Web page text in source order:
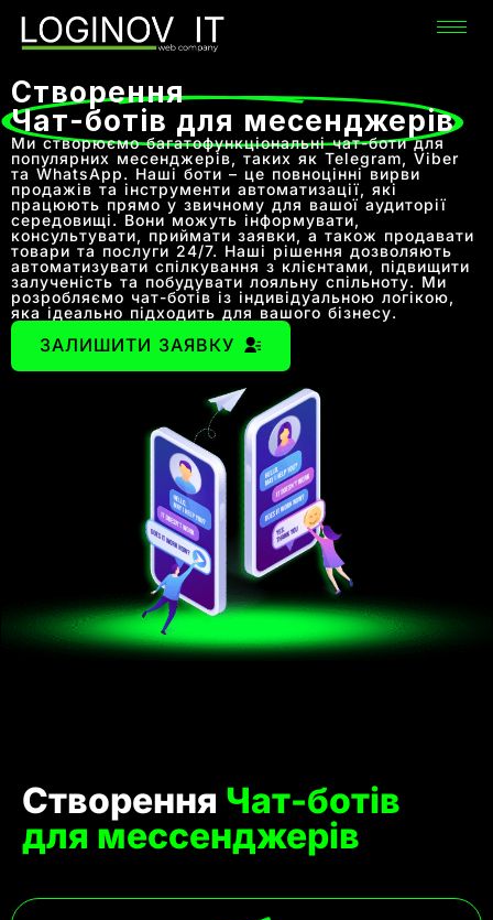
Створення
Чат-ботів для месенджерів
Ми створюємо багатофункціональні чат-боти для
популярних месенджерів, таких як Telegram, Viber
та WhatsApp. Наші боти – це повноцінні вирви
продажів та інструменти автоматизації, які
працюють прямо у звичному для вашої аудиторії
середовищі. Вони можуть інформувати,
консультувати, приймати заявки, а також продавати
товари та послуги 24/7. Наші рішення дозволяють
автоматизувати спілкування з клієнтами, підвищити
залученість та побудувати лояльну спільноту. Ми
розробляємо чат-ботів із індивідуальною логікою,
яка ідеально підходить для вашого бізнесу.
ЗАЛИШИТИ ЗАЯВКУ
Створення Чат-ботів
для мессенджерів